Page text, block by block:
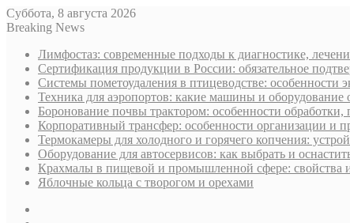
Суббота, 8 августа 2026
Breaking News
Лимфостаз: современные подходы к диагностике,
Сертификация продукции в России: обязательное
Системы пометоудаления в птицеводстве: особенности
Техника для аэропортов: какие машины и
Боронование почвы трактором: особенности
Корпоративный трансфер: особенности организации и
Термокамеры для холодного и горячего копчения:
Оборудование для автосервисов: как выбрать и
Крахмалы в пищевой и промышленной сфере: свойства
Яблочные кольца с творогом и орехами